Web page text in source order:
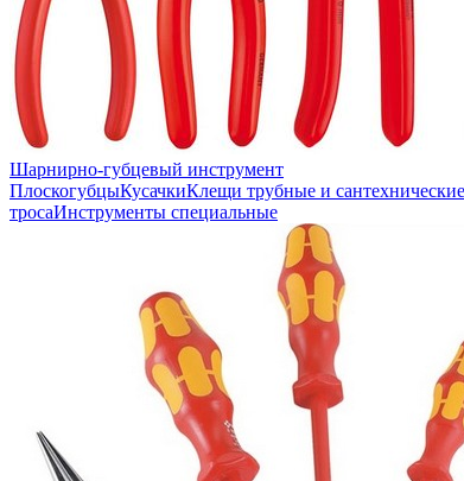
Шарнирно-губцевый инструмент
ПлоскогубцыКусачкиКлещи трубные и сантехнические
тросаИнструменты специальные